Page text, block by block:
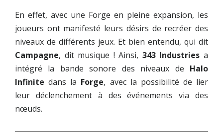
En effet, avec une Forge en pleine expansion, les
joueurs ont manifesté leurs désirs de recréer des
niveaux de différents jeux. Et bien entendu, qui dit
Campagne, dit musique ! Ainsi, 343 Industries a
intégré la bande sonore des niveaux de Halo
Infinite dans la Forge, avec la possibilité de lier
leur déclenchement à des événements via des
nœuds.